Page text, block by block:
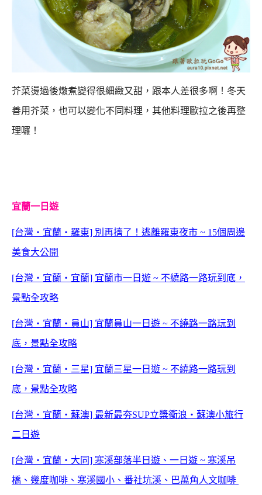
芥菜燙過後燉煮變得很細緻又甜，跟本人差很多啊！ 冬天
善用芥菜，也可以變化不同料理，其他料理歐拉之後再整
理囉！
宜蘭一日遊
[台灣‧宜蘭‧羅東] 別再擠了！逃離羅東夜市 ~ 15個周邊
美食大公開
[台灣‧宜蘭‧宜蘭] 宜蘭市一日遊 ~ 不繞路一路玩到底，
景點全攻略
[台灣‧宜蘭‧員山] 宜蘭員山一日遊 ~ 不繞路一路玩到
底，景點全攻略
[台灣‧宜蘭‧三星] 宜蘭三星一日遊 ~ 不繞路一路玩到
底，景點全攻略
[台灣‧宜蘭‧蘇澳] 最新最夯SUP立槳衝浪‧蘇澳小旅行
二日遊
[台灣‧宜蘭‧大同] 寒溪部落半日遊、一日遊 ~ 寒溪吊
橋、幾度咖啡、寒溪國小、番社坑溪、巴萬角人文咖啡